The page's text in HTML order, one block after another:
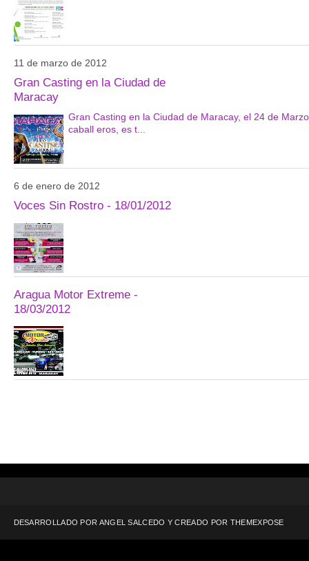
11 de marzo de 2012
Gran Casting en la Ciudad de
Maracay
Gran Casting en la Ciudad de Maracay, el 24 de
caball eros, es t...
6 de enero de 2012
Voces Sin Rostro - 18/01/2012
Aragua Motor Extreme -
18/03/2012
DESARROLLADO POR ANGEL SALCEDO Y CREADO POR THEMEXPOSE